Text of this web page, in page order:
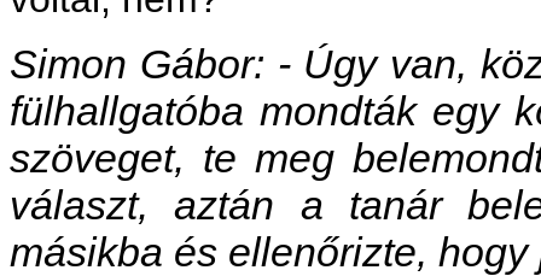
Simon Gábor: - Úgy van,
fülhallgatóba mondták egy
szöveget, te meg
választ, aztán a tanár
másikba és ellenőrizte,